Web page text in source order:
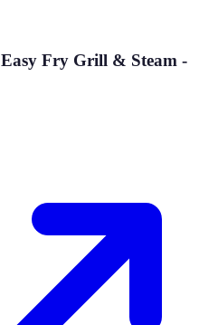
Fry Grill & Steam -